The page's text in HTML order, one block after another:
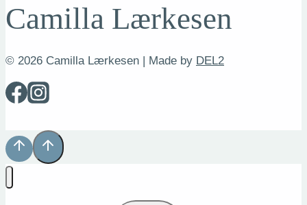
Camilla Lærkesen
© 2026 Camilla Lærkesen | Made by DEL2